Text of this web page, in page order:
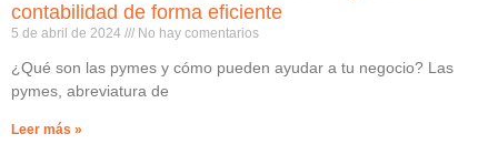
contabilidad de forma eficiente
5 de abril de 2024 No hay comentarios
¿Qué son las pymes y cómo pueden ayudar a tu negocio? Las
pymes, abreviatura de
Leer más »